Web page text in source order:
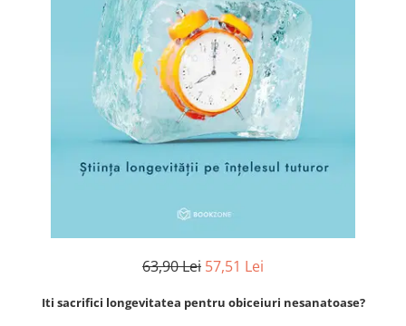
Parapsihologie
Sanatate
63,90 Lei 57,51 Lei
Iti sacrifici longevitatea pentru obiceiuri nesanatoase?